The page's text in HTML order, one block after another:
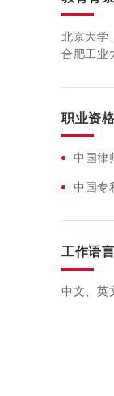
北京大学
合肥工业
职业资格
中国律
中国专
工作语言
中文、英